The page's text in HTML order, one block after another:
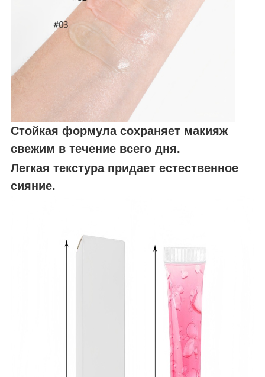
Стойкая формула сохраняет макияж
свежим в течение всего дня.
Легкая текстура придает естественное
сияние.